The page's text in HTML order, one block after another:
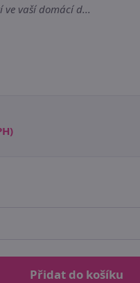
vaší domácí d...
Přidat do košíku